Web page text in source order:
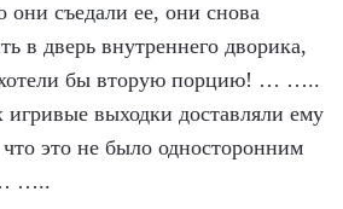
они съедали ее, они снова
в дверь внутреннего дворика,
хотели бы вторую порцию! … …..
выходки доставляли ему
это не было односторонним
… …..